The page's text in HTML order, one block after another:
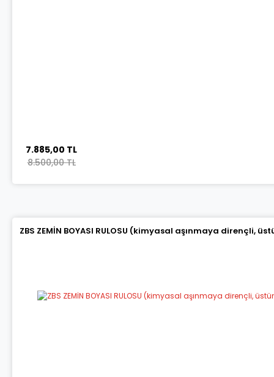
7.885,00 TL
8.500,00 TL
ZBS ZEMİN BOYASI RULOSU (kimyasal aşınmaya dirençli,